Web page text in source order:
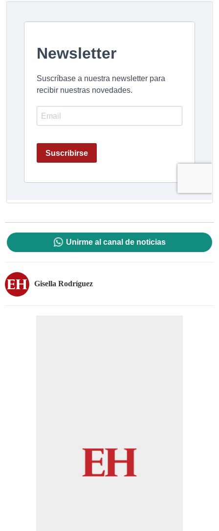
Unirme al canal de noticias
Gisella Rodríguez